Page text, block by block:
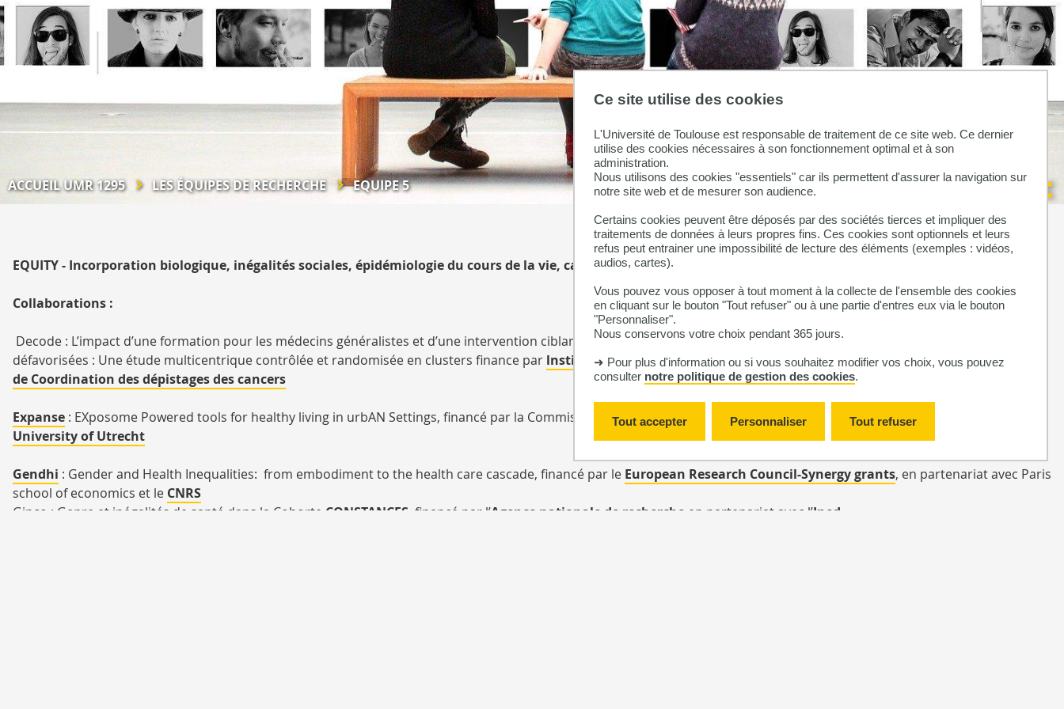
Ce site utilise des cookies
L'Université de Toulouse est responsable de traitement de ce site web. Ce dernier
utilise des cookies nécessaires à son fonctionnement optimal et à son
administration.
Nous utilisons des cookies "essentiels" car ils permettent d'assurer la navigation sur
notre site web et de mesurer son audience.
Certains cookies peuvent être déposés par des sociétés tierces et impliquer des
traitements de données à leurs propres fins. Ces cookies sont optionnels et leurs
refus peut entrainer une impossibilité de lecture des éléments (exemples : vidéos,
audios, cartes).
Vous pouvez vous opposer à tout moment à la collecte de l'ensemble des cookies
en cliquant sur le bouton "Tout refuser" ou à une partie d'entres eux via le bouton
"Personnaliser".
Nous conservons votre choix pendant 365 jours.
➜ Pour plus d'information ou si vous souhaitez modifier vos choix, vous pouvez
consulter notre politique de gestion des cookies.
Tout accepter Tout refuser
Personnaliser
ACCUEIL UMR 1295 LES ÉQUIPES DE RECHERCHE EQUIPE 5
EQUITY - Incorporation biologique, inégalités sociales, épidémiologie du cours de la vie, cancer et maladies chroniques, interventions, méthodologie
Collaborations :
Decode : L’impact d’une formation pour les médecins généralistes et d’une intervention ciblant les usagers afin d’améliorer le dépistage du cancer colorectal dans les zones
défavorisées : Une étude multicentrique contrôlée et randomisée en clusters finance par lnstitut National du Cancer, en partenariat avec de multiplesCentres Régionaux
de Coordination des dépistages des cancers
Expanse : EXposome Powered tools for healthy living in urbAN Settings, financé par la Commission Européenne, travail en partenariat avec Imperial College London
University of Utrecht
Gendhi : Gender and Health Inequalities: from embodiment to the health care cascade, financé par le European Research Council-Synergy grants, en partenariat avec Paris
school of economics et le CNRS
Ginco : Genre et inégalités de santé dans la Cohorte CONSTANCES , financé par l’Agence nationale de recherche en partenariat avec l’Ined